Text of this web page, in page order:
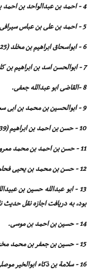
4 - احمد بن عبدالواحد بن احمد بزاز معروف به «ابن عبدون» یا «ابن حاشر» (330 - 423)ق.
5 - احمد بن على بن عباس سیرافى معروف به ابن نوح سیرافى
6 - ابواسحاق ابراهیم بن مخلد (325 - 410).
7 - ابوالحسن اسد بن ابراهیم بن کلیب (متوفى 400)ق .
8 -القاضى ابو عبدالله جعفى.
9 - ابوالحسین بن محمد بن ابى سعید.
10 - حسن بن احمد بن ابراهیم (339 - 426)ق.
11 - حسن بن احمد بن محمد معروف به «ابن هیثم عجلى».
12 - حسن بن محمد بن یحیى فحام (متوفى 408)ق.
بود، به دریافت اجازه نقل حدیث
14 - حسین بن احمد بن موسى.
15 - حسین بن جعفر بن محمد مخزومى معروف به «ابن خمرى».
16 - سلامة بن ذکاء ابوالخیر موصلى17 - عباس بن عمر بن عباس معروف به «ابن ابى مروان»